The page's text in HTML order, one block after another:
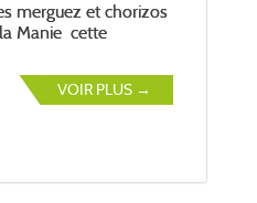
merguez et chorizos
Manie cette
VOIR PLUS →